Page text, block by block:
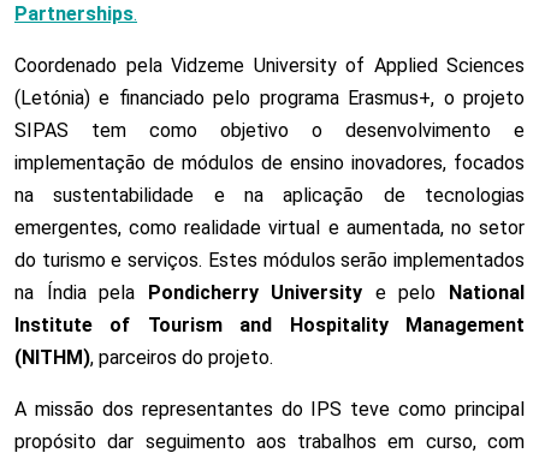
Partnerships.
Coordenado pela Vidzeme University of Applied Sciences
(Letónia) e financiado pelo programa Erasmus+, o projeto
SIPAS tem como objetivo o desenvolvimento e
implementação de módulos de ensino inovadores, focados
na sustentabilidade e na aplicação de tecnologias
emergentes, como realidade virtual e aumentada, no setor
do turismo e serviços. Estes módulos serão implementados
na Índia pela Pondicherry University e pelo National
Institute of Tourism and Hospitality Management
(NITHM), parceiros do projeto.
A missão dos representantes do IPS teve como principal
propósito dar seguimento aos trabalhos em curso, com